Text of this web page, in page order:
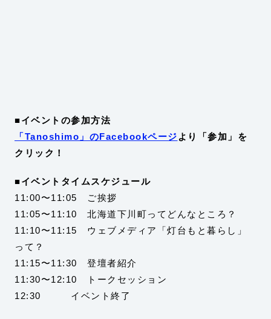
■イベントの参加方法
「Tanoshimo」のFacebookページ より「参加」を
クリック！
■イベントタイムスケジュール
11:00〜11:05 ご挨拶
11:05〜11:10 北海道下川町ってどんなところ？
11:10〜11:15 ウェブメディア「灯台もと暮らし」
って？
11:15〜11:30 登壇者紹介
11:30〜12:10 トークセッション
12:30 イベント終了